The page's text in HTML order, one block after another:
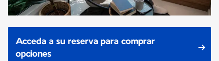
Acceda a su reserva para comprar
opciones